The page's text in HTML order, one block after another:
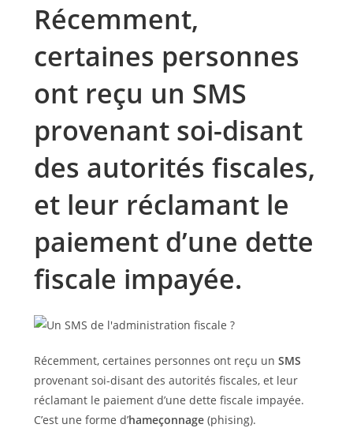
Récemment,
certaines personnes
ont reçu un SMS
provenant soi-disant
des autorités fiscales,
et leur réclamant le
paiement d’une dette
fiscale impayée.
Récemment, certaines personnes ont reçu un SMS
provenant soi-disant des autorités fiscales, et leur
réclamant le paiement d’une dette fiscale impayée.
C’est une forme d’hameçonnage(phising).